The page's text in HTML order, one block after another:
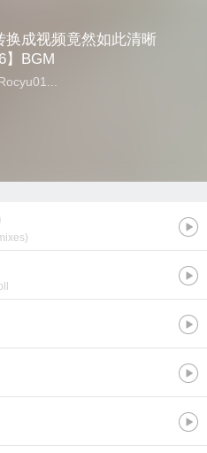
换成视频竟然如此清晰
】BGM